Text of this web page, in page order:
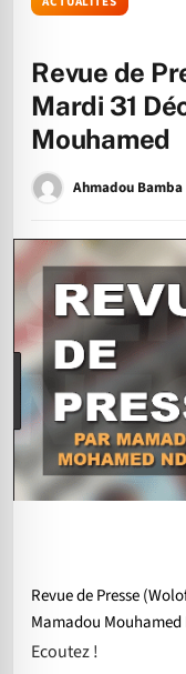
Revue de
Mardi 31
Mouhamed
Ahmadou Bamba
Revue de Presse
Mamadou
Ecoutez !